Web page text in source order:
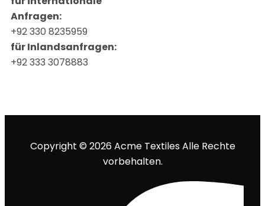
Anfragen:
+92 330 8235959
für Inlandsanfragen:
+92 333 3078883
Copyright © 2026 Acme Textiles Alle Rechte
vorbehalten.